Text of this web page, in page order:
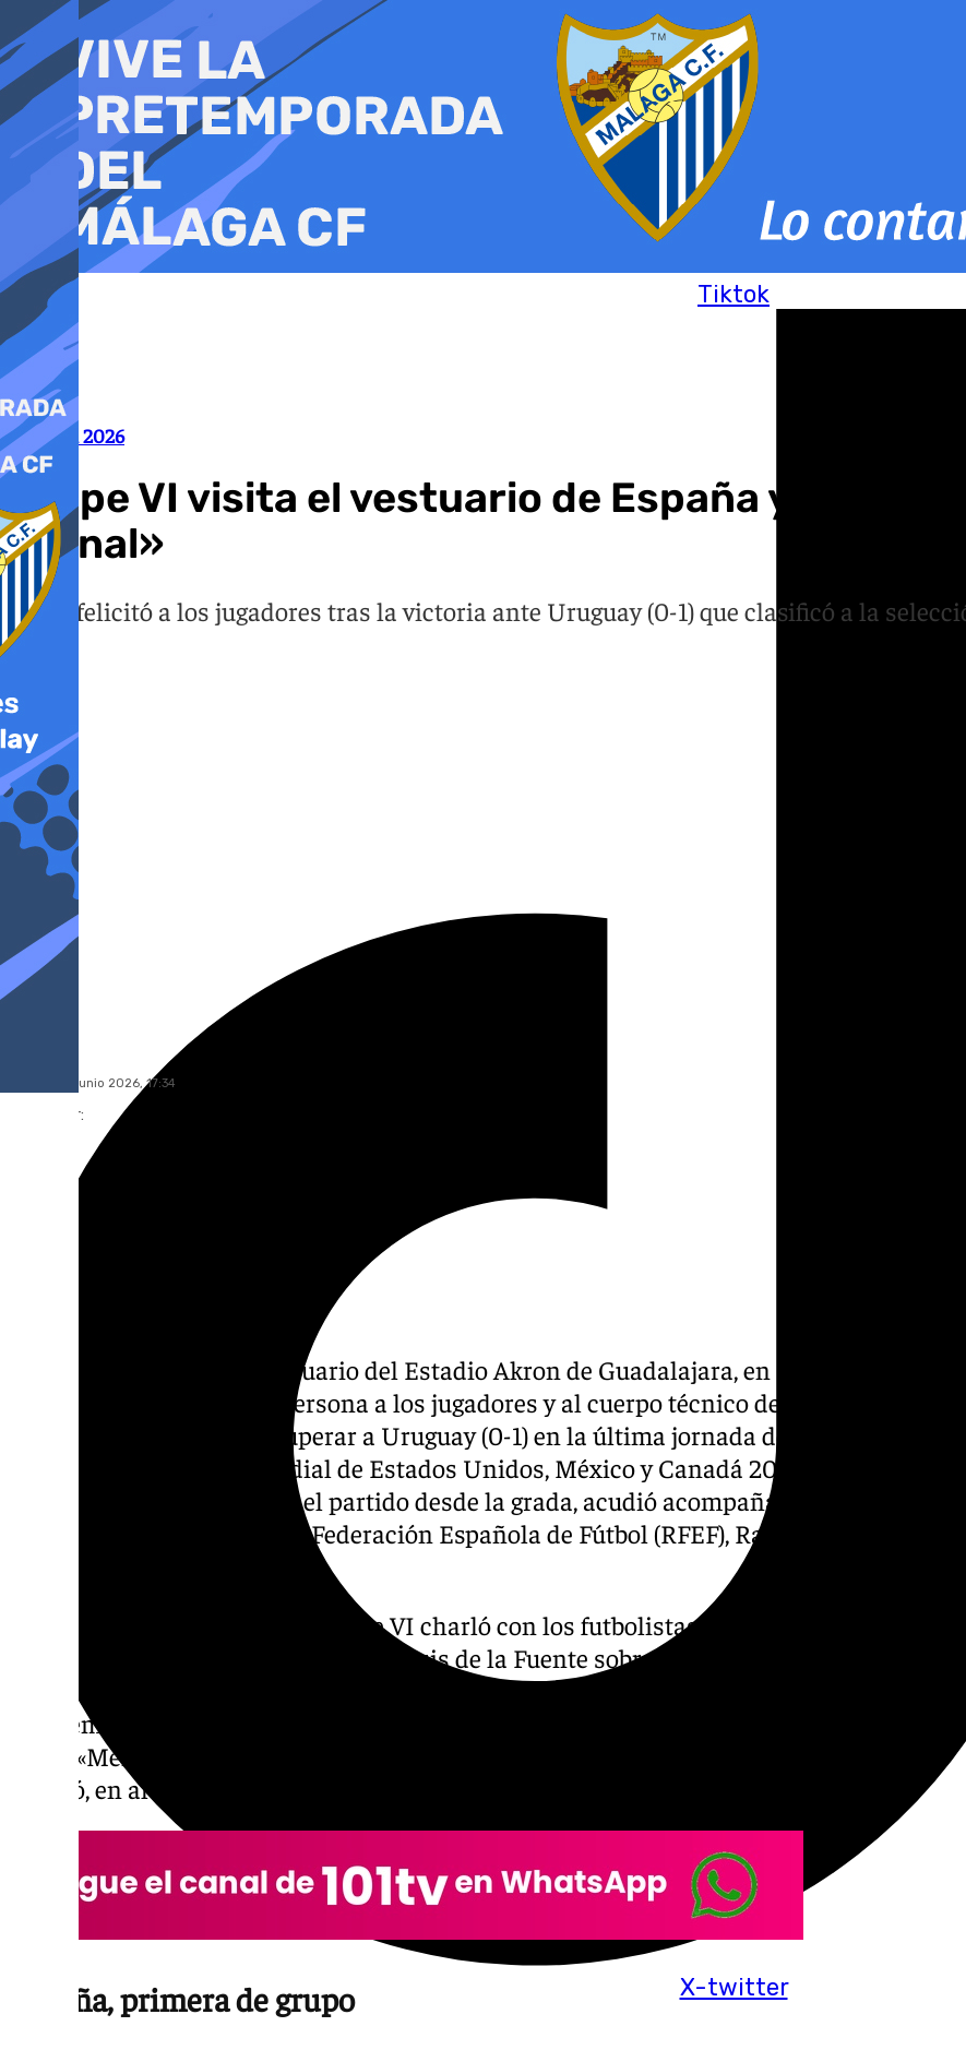
al
contenido
Tiktok
X-twitter
Mundial 2026
Felipe VI visita el vestuario de España y
la final»
El rey felicitó a los jugadores tras la victoria ante Uruguay (0-1) que clasificó a la
2026
sábado, 27 junio 2026, 17:34
Compartir:
El rey Felipe VI bajó al vestuario del Estadio Akron de Guadalajara, en
México, para felicitar en persona a los jugadores y al cuerpo técnico de la
selección española tras superar a Uruguay (0-1) en la última jornada de
la fase de grupos del Mundial de Estados Unidos, México y Canadá 2026.
El monarca, que presenció el partido desde la grada, acudió acompañado
por el presidente de la Real Federación Española de Fútbol (RFEF), Rafael
En un ambiente distendido, Felipe VI charló con los futbolistas y con el
equipo de trabajo del seleccionador Luis de la Fuente sobre el duelo, que
no estuvo exento de tensión. «Lo que cuenta es que ha sido un triunfo y
que hemos pasado primeros de grupo, que era lo que interesaba», valoró
el rey. «Menudo partido, ha sido ‘leñero’. Os he visto sufrir bastante»,
añadió, en alusión a un encuentro marcado por la dureza física.
España, primera de grupo